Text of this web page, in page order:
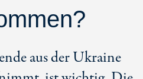
aus der Ukraine